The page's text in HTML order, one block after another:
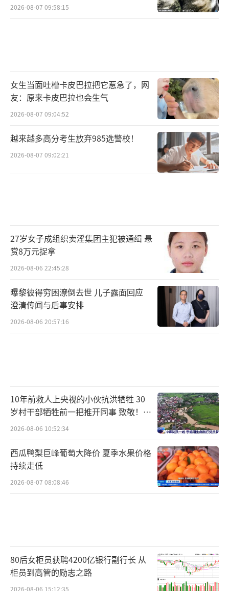
军，更是生活中的强者，通过自己的行动诠释
了坚持、奋斗与团结的精神。
未来，或许会有更多的挑战等待她们，但
民带来更多的荣耀与惊喜。与此同时，我们也
将始终关注她们，为她们加油助威，见证她们
创造出更多的奇迹。解说称陈芋汐状态非常
2026-08-07 09:58:15
女生当面吐槽卡皮巴拉把它惹急了，网
友：原来卡皮巴拉也会生气
2026-08-07 09:04:52
越来越多高分考生放弃985选警校！
2026-08-07 09:02:21
27岁女子成组织卖淫集团主犯被通缉 悬
赏8万元捉拿
2026-08-06 22:45:28
曝黎彼得穷困潦倒去世 儿子露面回应
澄清传闻与后事安排
2026-08-06 20:57:16
10年前救人上央视的小伙抗洪牺牲 30
岁村干部牺牲前一把推开同事 致敬！送
别！
2026-08-06 10:52:34
西瓜鸭梨巨峰葡萄大降价 夏季水果价格
持续走低
2026-08-07 08:08:46
80后女柜员获聘4200亿银行副行长 从
柜员到高管的励志之路
2026-08-06 15:12:35